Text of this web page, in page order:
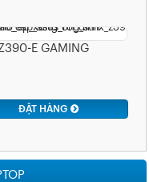
E GAMING
ĐẶT HÀNG